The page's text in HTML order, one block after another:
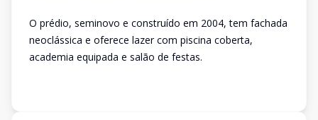
O prédio, seminovo e construído em 2004, tem fachada
neoclássica e oferece lazer com piscina coberta,
academia equipada e salão de festas.